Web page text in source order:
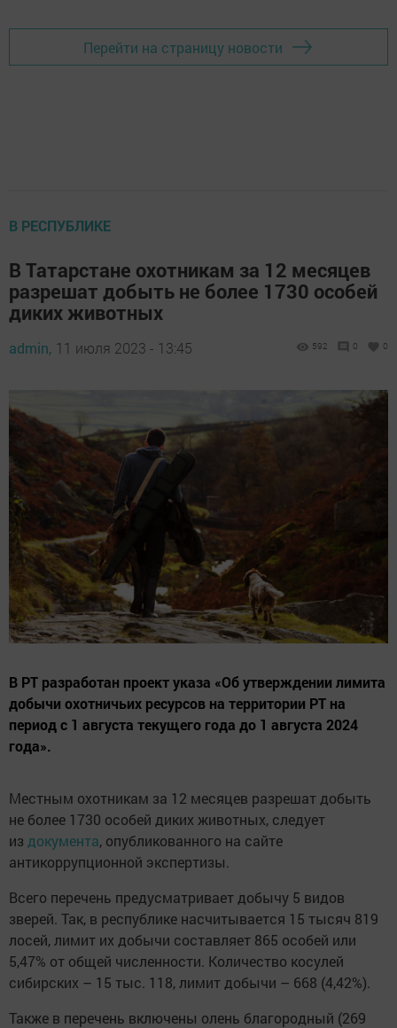
Перейти на страницу новости
В РЕСПУБЛИКЕ
В Татарстане охотникам за 12 месяцев
разрешат добыть не более 1730 особей
диких животных
admin, 11 июля 2023 - 13:45 592 0 0
В РТ разработан проект указа «Об утверждении лимита
добычи охотничьих ресурсов на территории РТ на
период с 1 августа текущего года до 1 августа 2024
года».
Местным охотникам за 12 месяцев разрешат добыть
не более 1730 особей диких животных, следует
из документа, опубликованного на сайте
антикоррупционной экспертизы.
Всего перечень предусматривает добычу 5 видов
зверей. Так, в республике насчитывается 15 тысяч 819
лосей, лимит их добычи составляет 865 особей или
5,47% от общей численности. Количество косулей
сибирских – 15 тыс. 118, лимит добычи – 668 (4,42%).
Также в перечень включены олень благородный (269